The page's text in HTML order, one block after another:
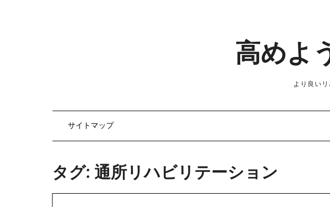
高めよ
より良い
サイトマップ
タグ: 通所リハビリテーション